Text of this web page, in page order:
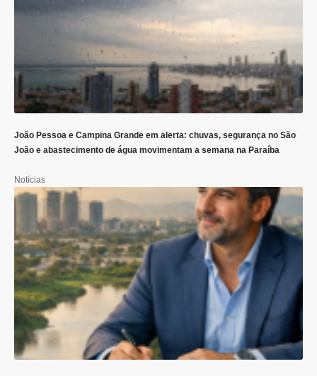
João Pessoa e Campina Grande em alerta: chuvas, segurança no São
João e abastecimento de água movimentam a semana na Paraíba
Notícias